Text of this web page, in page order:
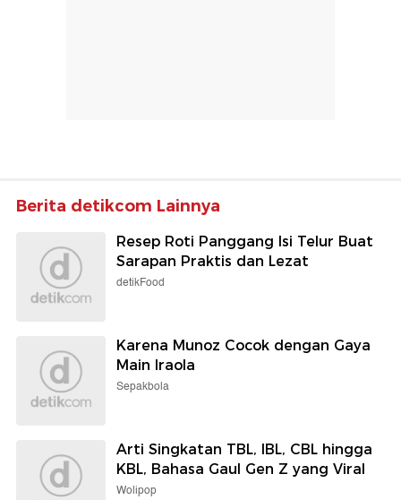
Berita detikcom Lainnya
Resep Roti Panggang Isi Telur Buat
Sarapan Praktis dan Lezat
detikFood
Karena Munoz Cocok dengan Gaya
Main Iraola
Sepakbola
Arti Singkatan TBL, IBL, CBL hingga
KBL, Bahasa Gaul Gen Z yang Viral
Wolipop